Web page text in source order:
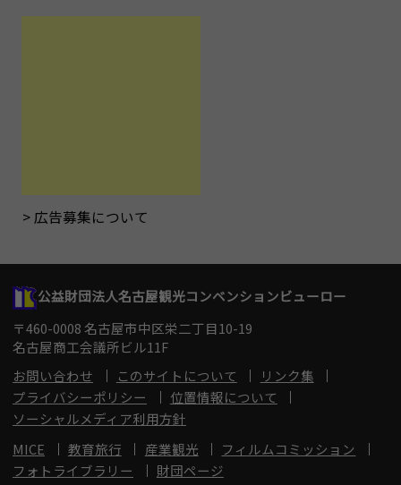
広告募集について
公益財団法人名古屋観光コンベンションビューロー
〒460-0008 名古屋市中区栄二丁目10-19
名古屋商工会議所ビル11F
お問い合わせ
このサイトについて
リンク集
プライバシーポリシー
位置情報について
ソーシャルメディア利用方針
MICE
教育旅行 産業観光
フィルムコミッション
フォトライブラリー
財団ページ